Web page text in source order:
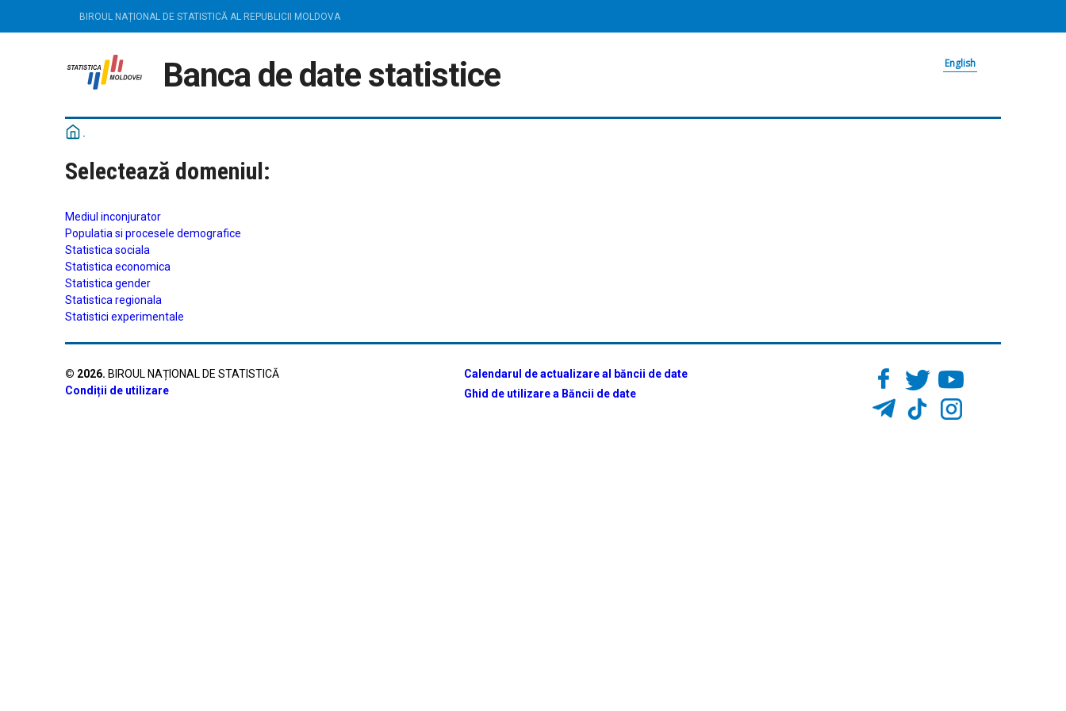
BIROUL NAȚIONAL DE STATISTICĂ AL REPUBLICII MOLDOVA
Banca de date statistice English
Selectează domeniul:
Mediul inconjurator
Populatia si procesele demografice
Statistica sociala
Statistica economica
Statistica gender
Statistica regionala
Statistici experimentale
© 2026. BIROUL NAȚIONAL DE STATISTICĂ
Condiții de utilizare
Calendarul de actualizare al băncii de date
Ghid de utilizare a Băncii de date